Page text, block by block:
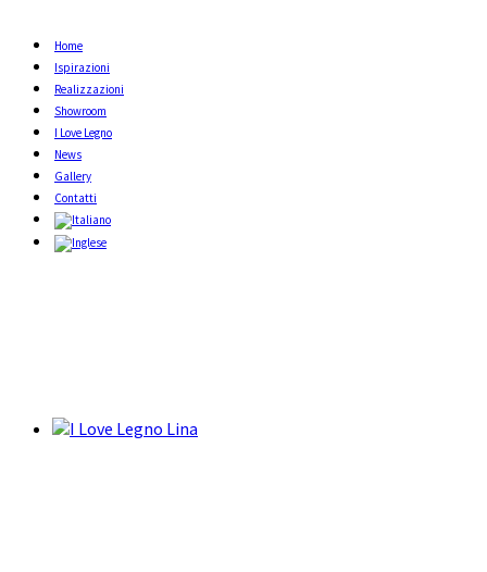
Home
Ispirazioni
Realizzazioni
Showroom
I Love Legno
News
Gallery
Contatti